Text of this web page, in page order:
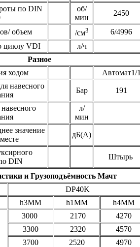
по DIN
об/
мин
2450
объем /см3
6/4996
циклу VDI
л/ч
Разное
ходом
Автомат1/1
навесного
Бар 191
л/
мин
значение
дБ(А)
DIN
Штырь
и Грузоподъёмность Мачт
DP40K
h3ММ h1ММ h4ММ
3000 2170
4270
3300
2320
4570
3700
2520
4970